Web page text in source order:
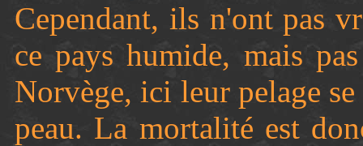
Cependant, ils n'ont pas
ce pays humide, mais
Norvège, ici leur pelage
peau. La mortalité est